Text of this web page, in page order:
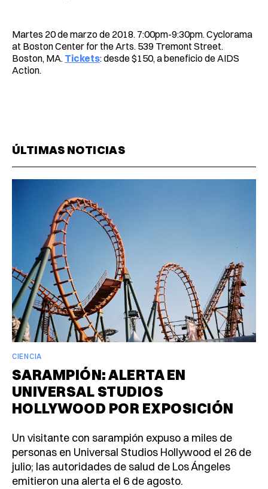
Martes 20 de marzo de 2018. 7:00pm-9:30pm. Cyclorama
at Boston Center for the Arts. 539 Tremont Street.
Boston, MA. Tickets: desde $150, a beneficio de AIDS
Action.
ÚLTIMAS NOTICIAS
CIENCIA
SARAMPIÓN: ALERTA EN
UNIVERSAL STUDIOS
HOLLYWOOD POR EXPOSICIÓN
Un visitante con sarampión expuso a miles de
personas en Universal Studios Hollywood el 26 de
julio; las autoridades de salud de Los Ángeles
emitieron una alerta el 6 de agosto.